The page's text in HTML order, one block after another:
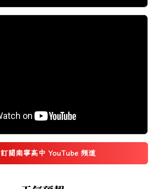
訂閱南寧高中 YouTube 頻道
(另開新視窗)